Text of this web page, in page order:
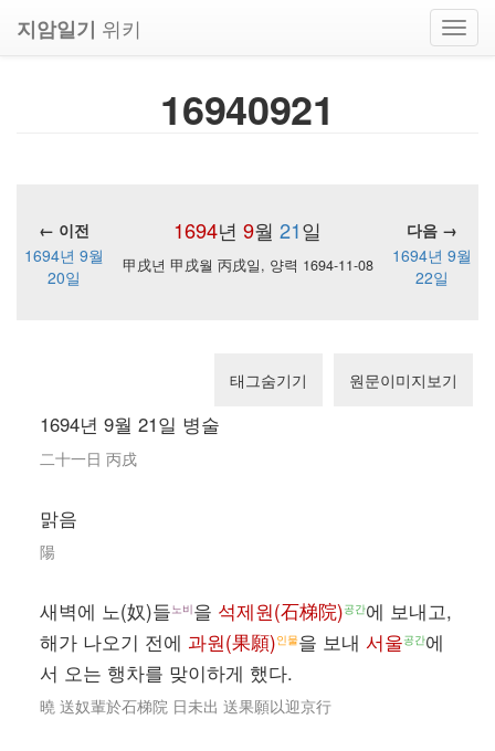
지암일기 위키
16940921
1694년 9월 21일
← 이전
다음 →
1694년 9월
20일
甲戌년 甲戌월 丙戌일, 양력 1694-11-08
1694년 9월
22일
태그숨기기 원문이미지보기
1694년 9월 21일 병술
二十一日 丙戌
맑음
陽
새벽에 노(奴)들노비을 석제원(石梯院)공간에 보내고,
해가 나오기 전에 과원(果願)인물을 보내 서울공간에
서 오는 행차를 맞이하게 했다.
曉 送奴輩於石梯院 日未出 送果願以迎京行